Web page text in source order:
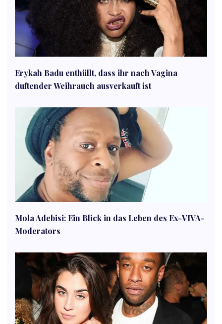
Erykah Badu enthüllt, dass ihr nach Vagina
duftender Weihrauch ausverkauft ist
Mola Adebisi: Ein Blick in das Leben des Ex-VIVA-
Moderators